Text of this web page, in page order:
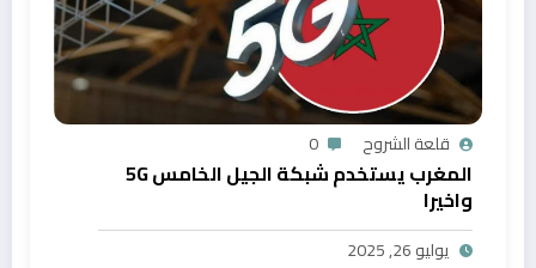
قلعة الشروح 0
المغرب يستخدم شبكة الجيل الخامس 5G
واخيرا
يوليو 26, 2025